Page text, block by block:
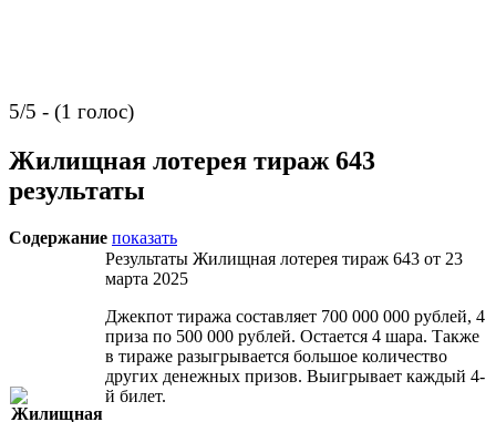
5/5 - (1 голос)
Жилищная лотерея тираж 643
результаты
Содержание показать
Результаты Жилищная лотерея тираж 643 от 23
марта 2025
Джекпот тиража составляет 700 000 000 рублей, 4
приза по 500 000 рублей. Остается 4 шара. Также
в тираже разыгрывается большое количество
других денежных призов. Выигрывает каждый 4-
й билет.